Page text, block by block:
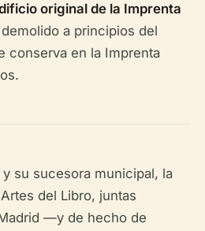
original de la Imprenta
a principios del
conserva en la Imprenta
su sucesora municipal, la
del Libro, juntas
—y de hecho de